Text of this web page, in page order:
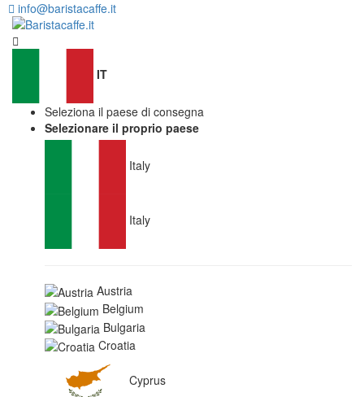
info@baristacaffe.it
IT
Seleziona il paese di consegna
Selezionare il proprio paese
Italy
Italy
Austria
Belgium
Bulgaria
Croatia
Cyprus